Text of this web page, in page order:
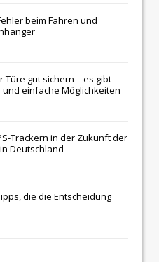
beim Fahren und
Türe gut sichern – es gibt
einfache Möglichkeiten
Trackern in der Zukunft der
Deutschland
die die Entscheidung